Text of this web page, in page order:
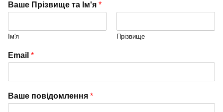
Ваше Прізвище та Ім'я *
Ім'я Прізвище
Email *
Ваше повідомлення *